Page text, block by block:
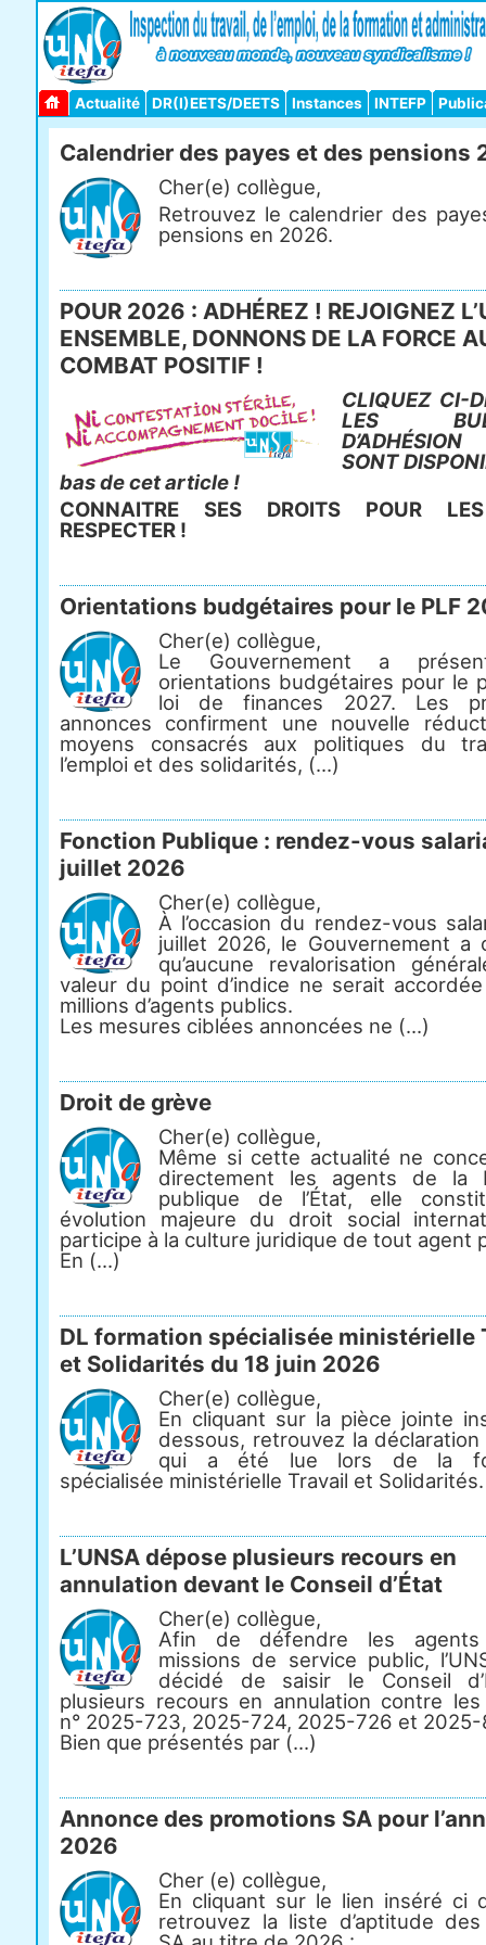
Actualité DR(I)EETS/DEETS Instances INTEFP
Calendrier des payes et des pensions
Cher(e) collègue,
Retrouvez le calendrier des
pensions en 2026.
POUR 2026 : ADHÉREZ ! REJOIGNEZ
ENSEMBLE, DONNONS DE LA FORCE
COMBAT POSITIF !
CLIQUEZ CI-
LES
SONT
bas de cet article !
CONNAITRE SES DROITS POUR
RESPECTER !
Orientations budgétaires pour le PLF
Cher(e) collègue,
Le Gouvernement a
orientations budgétaires pour le
loi de finances 2027. Les
annonces confirment une nouvelle
moyens consacrés aux politiques du
l’emploi et des solidarités, (...)
Fonction Publique : rendez-vous
juillet 2026
Cher(e) collègue,
À l’occasion du rendez-vous
juillet 2026, le Gouvernement a
qu’aucune revalorisation
valeur du point d’indice ne serait
millions d’agents publics.
Les mesures ciblées annoncées ne (...)
Droit de grève
Cher(e) collègue,
Même si cette actualité ne
directement les agents de la
publique de l’État, elle
évolution majeure du droit social
participe à la culture juridique de tout agent
En (...)
DL formation spécialisée ministérielle
et Solidarités du 18 juin 2026
Cher(e) collègue,
En cliquant sur la pièce jointe
dessous, retrouvez la déclaration
qui a été lue lors de la
spécialisée ministérielle Travail et Solidarités.
L’UNSA dépose plusieurs recours en
annulation devant le Conseil d’État
Cher(e) collègue,
Afin de défendre les
missions de service public,
décidé de saisir le Conseil
plusieurs recours en annulation contre
n° 2025-723, 2025-724, 2025-726 et 2025-
Bien que présentés par (...)
Annonce des promotions SA pour
2026
Cher (e) collègue,
En cliquant sur le lien inséré ci
retrouvez la liste d’aptitude